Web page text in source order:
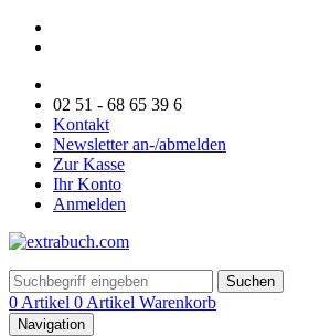
02 51 - 68 65 39 6
Kontakt
Newsletter an-/abmelden
Zur Kasse
Ihr Konto
Anmelden
Suchen
0 Artikel 0 Artikel Warenkorb
Navigation